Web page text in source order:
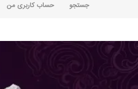
جستجو حساب کاربری من